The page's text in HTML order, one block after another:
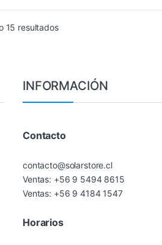
15 resultadosOrdenado por precio: bajo
INFORMACIÓN
Contacto
contacto@solarstore.cl
Ventas: +56 9 5494 8615
Ventas: +56 9 4184 1547
Horarios